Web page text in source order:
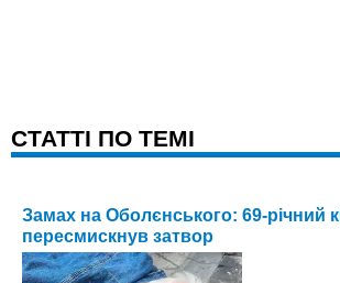
CТАТТІ ПО ТЕМІ
Замах на Оболєнського: 69-річний
пересмискнув затвор